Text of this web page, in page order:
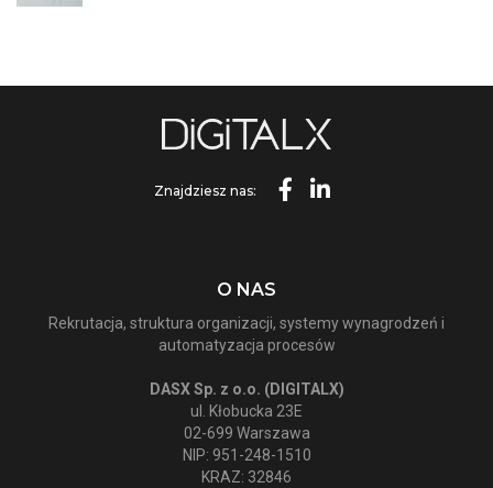
Znajdziesz nas:
O NAS
Rekrutacja, struktura organizacji, systemy wynagrodzeń i
automatyzacja procesów
DASX Sp. z o.o. (DIGITALX)
ul. Kłobucka 23E
02-699 Warszawa
NIP: 951-248-1510
KRAZ: 32846